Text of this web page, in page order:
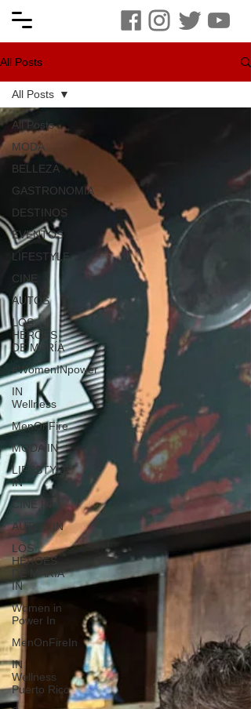
All Posts
All Posts
MODA
BELLEZA
GASTRONOMIA
DESTINOS
EVENTOS
LIFESTYLE
CINE
AUTOS
LOS
HÉROES
DE MARÍA
#WomenINpower
IN
Wellness
MenOnFire
MODA IN
LIFESTYLE
IN
CINE IN
AUTOS IN
LOS
HÉROES
DE MARÍA
IN
Women in
Power In
MenOnFireIn
IN
Wellness
Puerto Rico
All Posts